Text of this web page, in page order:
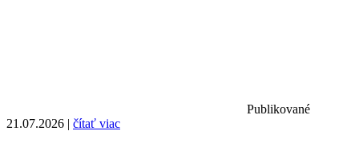
Publikované
21.07.2026 | čítať viac